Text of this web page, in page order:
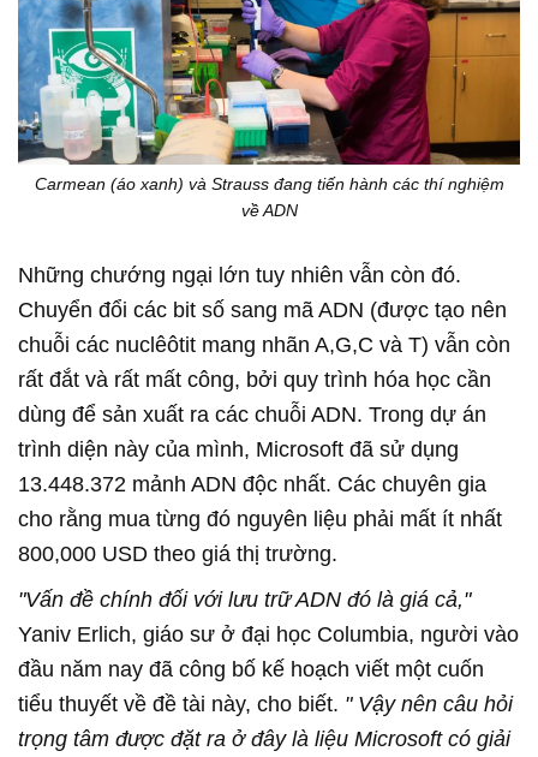
Carmean (áo xanh) và Strauss đang tiến hành các thí nghiệm
về ADN
Những chướng ngại lớn tuy nhiên vẫn còn đó.
Chuyển đổi các bit số sang mã ADN (được tạo nên
chuỗi các nuclêôtit mang nhãn A,G,C và T) vẫn còn
rất đắt và rất mất công, bởi quy trình hóa học cần
dùng để sản xuất ra các chuỗi ADN. Trong dự án
trình diện này của mình, Microsoft đã sử dụng
13.448.372 mảnh ADN độc nhất. Các chuyên gia
cho rằng mua từng đó nguyên liệu phải mất ít nhất
800,000 USD theo giá thị trường.
"Vấn đề chính đối với lưu trữ ADN đó là giá cả,"
Yaniv Erlich, giáo sư ở đại học Columbia, người vào
đầu năm nay đã công bố kế hoạch viết một cuốn
tiểu thuyết về đề tài này, cho biết. " Vậy nên câu hỏi
trọng tâm được đặt ra ở đây là liệu Microsoft có giải